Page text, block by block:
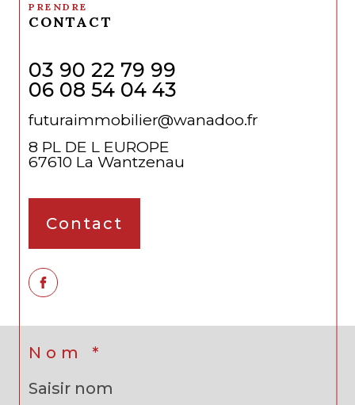
Nom *
PRENDRE
CONTACT
03 90 22 79 99
06 08 54 04 43
futuraimmobilier@wanadoo.fr
8 PL DE L EUROPE
67610 La Wantzenau
Contact